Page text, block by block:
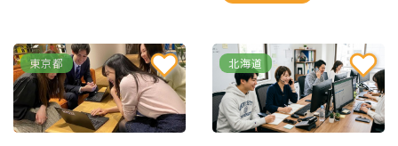
こんな方と一緒に働きたい！
要領がいい方
ある程度のビジネススキルがある方
東京都 北海道